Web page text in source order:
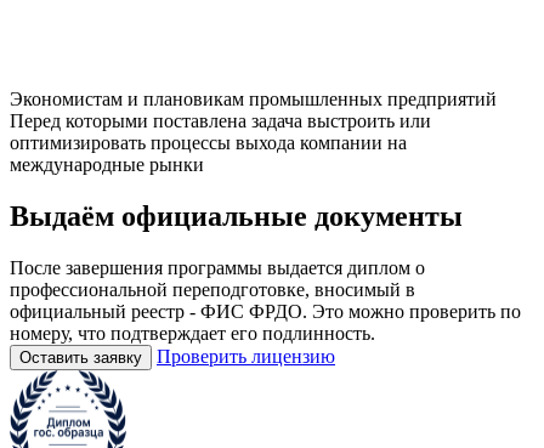
Экономистам и плановикам промышленных предприятий
Перед которыми поставлена задача выстроить или
оптимизировать процессы выхода компании на
международные рынки
Выдаём официальные документы
После завершения программы выдается диплом о
профессиональной переподготовке, вносимый в
официальный реестр - ФИС ФРДО. Это можно проверить по
номеру, что подтверждает его подлинность.
Оставить заявку Проверить лицензию